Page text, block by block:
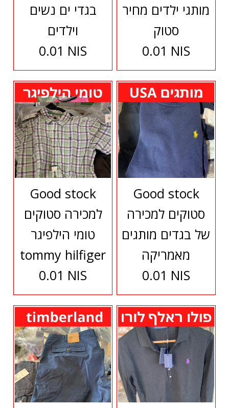
בגדי ים נשים
וילדים
0.01 NIS
מותגי ילדים מחיר
סטוק
0.01 NIS
Good stock
למכירה סטוקים
טומי הילפיגר
tommy hilfiger
0.01 NIS
Good stock
סטוקים למכירה
של בגדים מותגים
מאמריקה
0.01 NIS